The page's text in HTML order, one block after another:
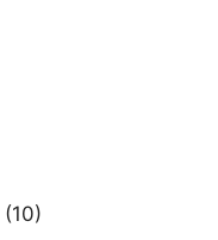
(10)